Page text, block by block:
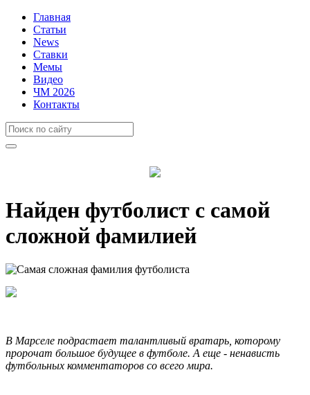
Главная
Статьи
News
Ставки
Мемы
Видео
ЧМ 2026
Контакты
Найден футболист с самой
сложной фамилией
В Марселе подрастает талантливый вратарь, которому
пророчат большое будущее в футболе. А еще - ненависть
футбольных комментаторов со всего мира.